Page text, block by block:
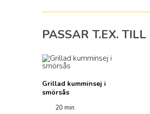
PASSAR T.EX. TILL
Grillad kumminsej i
smörsås
20 min